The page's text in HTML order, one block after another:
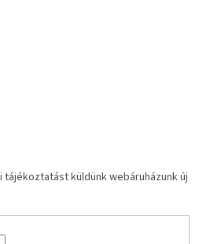
tájékoztatást küldünk webáruházunk új